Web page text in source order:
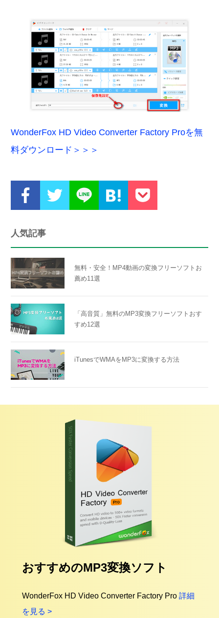
WonderFox HD Video Converter Factory Proを無
料ダウンロード＞＞＞
人気記事
無料・安全！MP4動画の変換フリーソフトお
薦め11選
「高音質」無料のMP3変換フリーソフトおす
すめ12選
iTunesでWMAをMP3に変換する方法
おすすめのMP3変換ソフト
WonderFox HD Video Converter Factory Pro 詳細
を見る >